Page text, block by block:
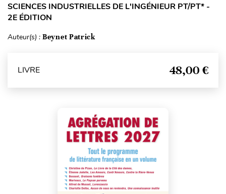
SCIENCES INDUSTRIELLES DE L'INGÉNIEUR PT/PT* -
2E ÉDITION
Auteur(s) : Beynet Patrick
LIVRE 48,00 €